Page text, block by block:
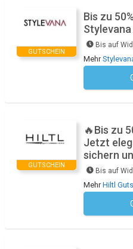
GUTSCHEIN
Bis zu
Stylevana
Bis auf
Mehr
GUTSCHEIN
🔥Bis zu
Jetzt
sichern
Bis auf
MehrHiltl